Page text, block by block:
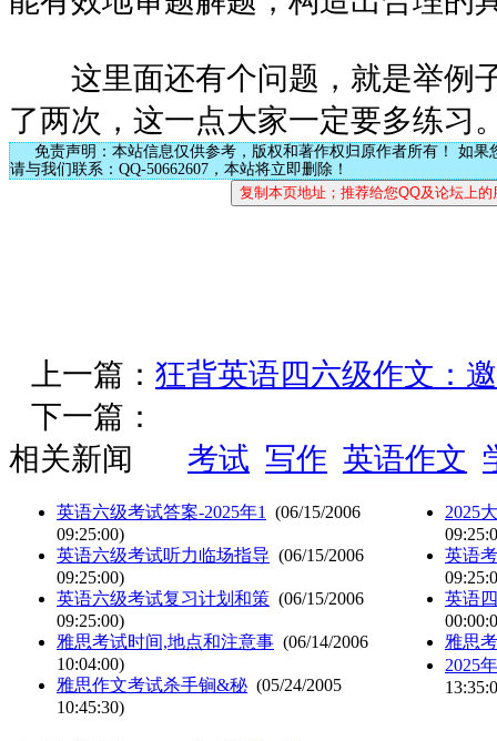
这里面还有个问题，就是举例
了两次，这一点大家一定要多练习
免责声明：本站信息仅供参考，版权和著作权归原作者所有！ 如果
请与我们联系：QQ-50662607，本站将立即删除！
上一篇： 狂背英语四六级作文：
下一篇：
相关新闻
考试 写作 英语作文
英语六级考试答案-2025年1
(06/15/2006
09:25:00)
英语六级考试听力临场指导 (06/15/2006
09:25:00)
英语六级考试复习计划和策 (06/15/2006
09:25:00)
雅思考试时间,地点和注意事 (06/14/2006
10:04:00)
雅思作文考试杀手锏&秘 (05/24/2005
10:45:30)
2025
英语
英语
雅思
2025